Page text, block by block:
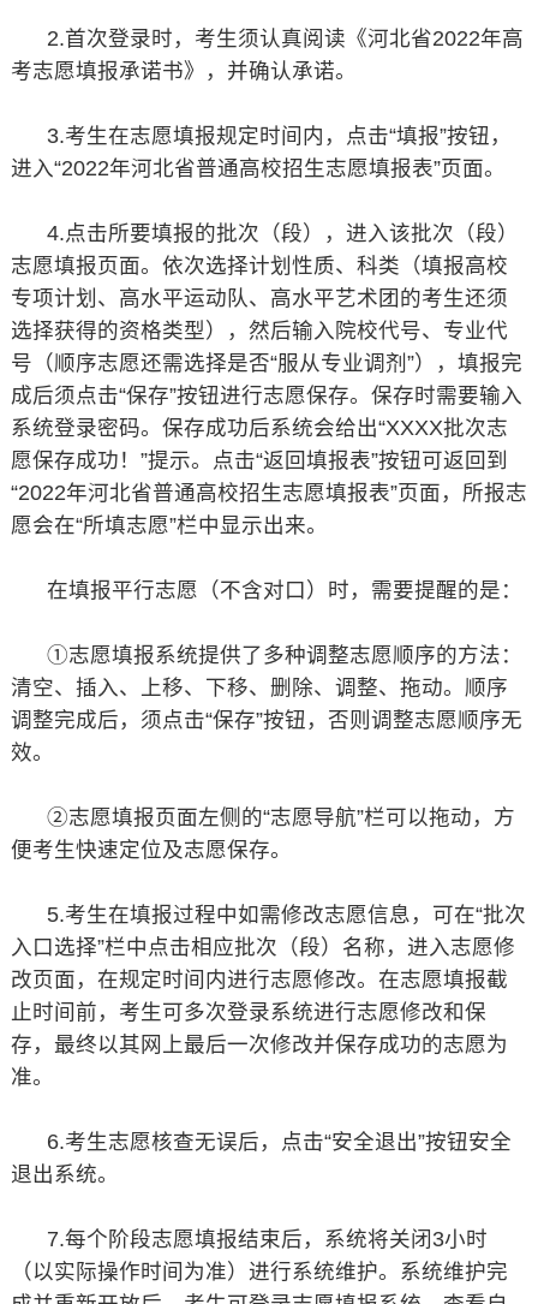
2.首次登录时，考生须认真阅读《河北省2022年高
考志愿填报承诺书》，并确认承诺。
3.考生在志愿填报规定时间内，点击“填报”按钮，
进入“2022年河北省普通高校招生志愿填报表”页面。
4.点击所要填报的批次（段），进入该批次（段）
志愿填报页面。依次选择计划性质、科类（填报高校
专项计划、高水平运动队、高水平艺术团的考生还须
选择获得的资格类型），然后输入院校代号、专业代
号（顺序志愿还需选择是否“服从专业调剂”），填报完
成后须点击“保存”按钮进行志愿保存。保存时需要输入
系统登录密码。保存成功后系统会给出“XXXX批次志
愿保存成功！”提示。点击“返回填报表”按钮可返回到
“2022年河北省普通高校招生志愿填报表”页面，所报志
愿会在“所填志愿”栏中显示出来。
在填报平行志愿（不含对口）时，需要提醒的是：
①志愿填报系统提供了多种调整志愿顺序的方法：
清空、插入、上移、下移、删除、调整、拖动。顺序
调整完成后，须点击“保存”按钮，否则调整志愿顺序无
效。
②志愿填报页面左侧的“志愿导航”栏可以拖动，方
便考生快速定位及志愿保存。
5.考生在填报过程中如需修改志愿信息，可在“批次
入口选择”栏中点击相应批次（段）名称，进入志愿修
改页面，在规定时间内进行志愿修改。在志愿填报截
止时间前，考生可多次登录系统进行志愿修改和保
存，最终以其网上最后一次修改并保存成功的志愿为
准。
6.考生志愿核查无误后，点击“安全退出”按钮安全
退出系统。
7.每个阶段志愿填报结束后，系统将关闭3小时
（以实际操作时间为准）进行系统维护。系统维护完